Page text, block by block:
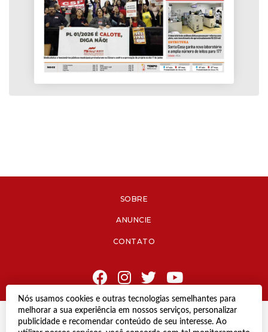
Nós usamos cookies e outras tecnologias semelhantes para
melhorar a sua experiência em nossos serviços, personalizar
publicidade e recomendar conteúdo de seu interesse. Ao
SOBRE
ANUNCIE
CONTATO
© Copyright 2021 Diário de Jacareí.
Todos os direitos reservados.